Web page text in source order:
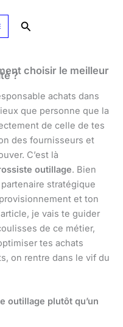
Rechercher
choisir le meilleur
?
achats dans
que personne que la
de celle de tes
des fournisseurs et
C’est là
outillage. Bien
stratégique
et ton
je vais te guider
de ce métier,
tes achats
on rentre dans le vif du
outillage plutôt qu’un